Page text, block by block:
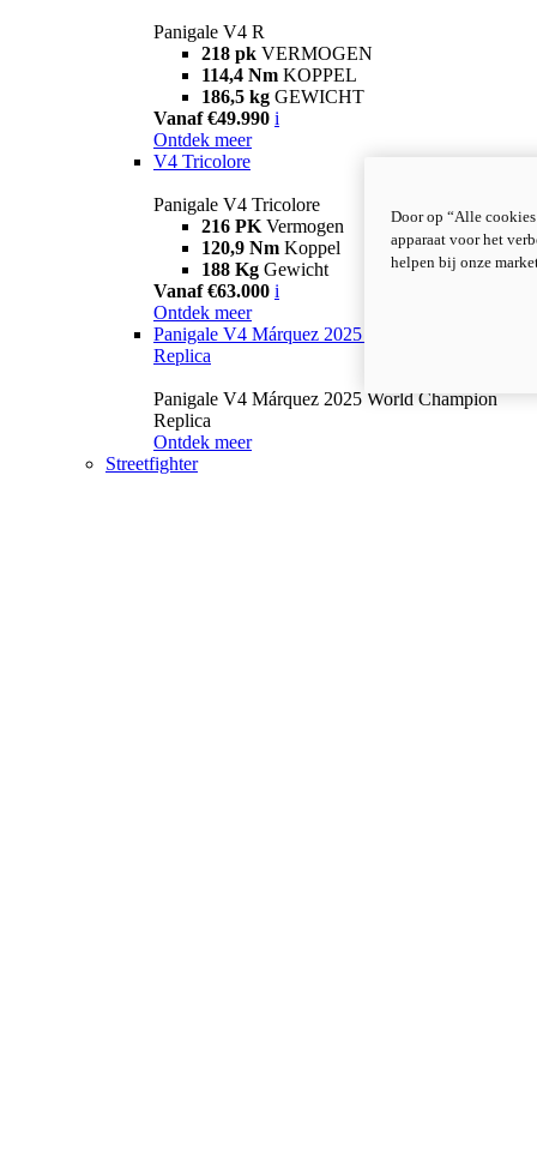
Panigale V4 R
218 pk VERMOGEN
114,4 Nm KOPPEL
186,5 kg GEWICHT
Vanaf €49.990 i
Ontdek meer
V4 Tricolore
Panigale V4 Tricolore
216 PK Vermogen
120,9 Nm Koppel
188 Kg Gewicht
Vanaf €63.000 i
Ontdek meer
Panigale V4 Márquez 2025 World Champion
Replica
Panigale V4 Márquez 2025 World Champion
Replica
Ontdek meer
Streetfighter
Door op “Alle
apparaat voor het
helpen bij onze